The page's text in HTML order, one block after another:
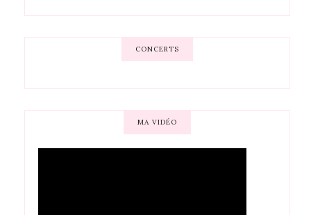
CONCERTS
MA VIDÉO